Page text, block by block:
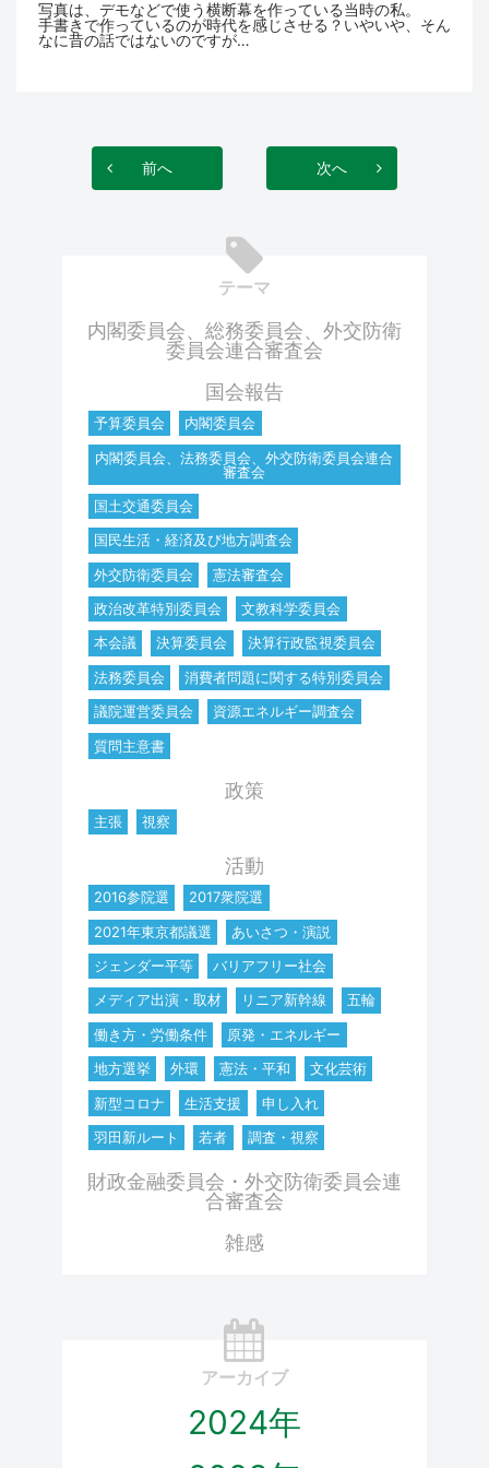
写真は、デモなどで使う横断幕を作っている当時の私。
手書きで作っているのが時代を感じさせる？いやいや、そん
なに昔の話ではないのですが…
前へ 次へ
テーマ
内閣委員会、総務委員会、外交防衛
委員会連合審査会
国会報告
予算委員会
内閣委員会
内閣委員会、法務委員会、外交防衛委員会連合
審査会
国土交通委員会
国民生活・経済及び地方調査会
外交防衛委員会
憲法審査会
政治改革特別委員会
文教科学委員会
本会議
決算委員会
決算行政監視委員会
法務委員会
消費者問題に関する特別委員会
議院運営委員会
資源エネルギー調査会
質問主意書
政策
主張 視察
活動
2016参院選
2017衆院選
2021年東京都議選
あいさつ・演説
ジェンダー平等
バリアフリー社会
メディア出演・取材
リニア新幹線
五輪
働き方・労働条件
原発・エネルギー
地方選挙
外環 憲法・平和
文化芸術
新型コロナ
生活支援
申し入れ
羽田新ルート
若者 調査・視察
財政金融委員会・外交防衛委員会連
合審査会
雑感
アーカイブ
2024年